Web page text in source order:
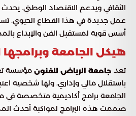
الثقافي ويدعم الاقتصاد الوطني.
عمل جديدة في هذا القطاع الحيوي.
أسس قوية لمستقبل الفن والإبداع
هيكل الجامعة وبرامجها
تعد جامعة الرياض للفنون مؤسسة
باستقلال مالي وإداري، ولها شخصية
الجامعة برامج أكاديمية متخصصة في
صممت هذه البرامج لمواكبة أحدث